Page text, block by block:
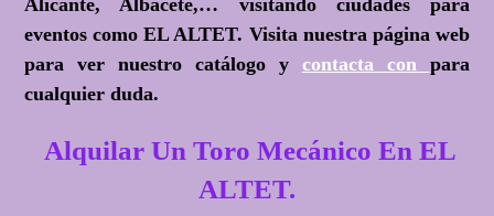
Alicante, Albacete,… visitando ciudades para
eventos como EL ALTET. Visita nuestra página web
para ver nuestro catálogo y contacta con para
cualquier duda.
Alquilar Un Toro Mecánico En EL
ALTET.